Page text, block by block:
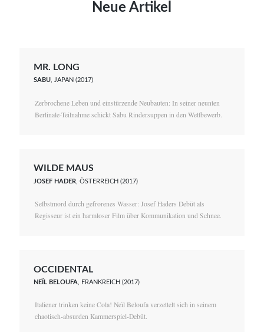
Neue Artikel
MR. LONG
SABU, JAPAN (2017)
Zerbrochene Leben und einstürzende Neubauten: In seiner neunten
Berlinale-Teilnahme schickt Sabu Rindersuppen in den Wettbewerb.
WILDE MAUS
JOSEF HADER , ÖSTERREICH (2017)
Selbstmord durch gefrorenes Wasser: Josef Haders Debüt als
Regisseur ist ein harmloser Film über Kommunikation und Schnee.
OCCIDENTAL
NEÏL BELOUFA , FRANKREICH (2017)
Italiener trinken keine Cola! Neïl Beloufa verzettelt sich in seinem
chaotisch-absurden Kammerspiel-Debüt.